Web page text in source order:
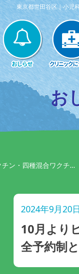
東京都世田谷区｜小児
お
ン・四種混合ワクチ…
2024年9月20日
10月より
全予約制